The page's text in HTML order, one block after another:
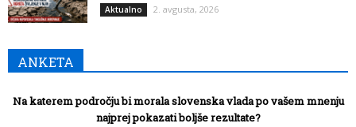
Aktualno 2. avgusta, 2026
ANKETA
Na katerem področju bi morala slovenska vlada po vašem mnenju
najprej pokazati boljše rezultate?